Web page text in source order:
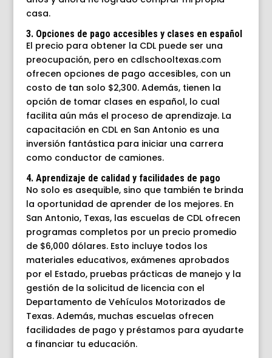
casa.
3. Opciones de pago accesibles y clases en español
El precio para obtener la CDL puede ser una
preocupación, pero en cdlschooltexas.com
ofrecen opciones de pago accesibles, con un
costo de tan solo $2,300. Además, tienen la
opción de tomar clases en español, lo cual
facilita aún más el proceso de aprendizaje. La
capacitación en CDL en San Antonio es una
inversión fantástica para iniciar una carrera
como conductor de camiones.
4. Aprendizaje de calidad y facilidades de pago
No solo es asequible, sino que también te brinda
la oportunidad de aprender de los mejores. En
San Antonio, Texas, las escuelas de CDL ofrecen
programas completos por un precio promedio
de $6,000 dólares. Esto incluye todos los
materiales educativos, exámenes aprobados
por el Estado, pruebas prácticas de manejo y la
gestión de la solicitud de licencia con el
Departamento de Vehículos Motorizados de
Texas. Además, muchas escuelas ofrecen
facilidades de pago y préstamos para ayudarte
a financiar tu educación.